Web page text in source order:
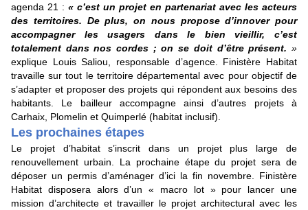
agenda 21 : « c’est un projet en partenariat avec les acteurs
des territoires. De plus, on nous propose d’innover pour
accompagner les usagers dans le bien vieillir, c’est
totalement dans nos cordes ; on se doit d’être présent. »
explique Louis Saliou, responsable d’agence. Finistère Habitat
travaille sur tout le territoire départemental avec pour objectif de
s’adapter et proposer des projets qui répondent aux besoins des
habitants. Le bailleur accompagne ainsi d’autres projets à
Carhaix, Plomelin et Quimperlé (habitat inclusif).
Les prochaines étapes
Le projet d’habitat s’inscrit dans un projet plus large de
renouvellement urbain. La prochaine étape du projet sera de
déposer un permis d’aménager d’ici la fin novembre. Finistère
Habitat disposera alors d’un « macro lot » pour lancer une
mission d’architecte et travailler le projet architectural avec les